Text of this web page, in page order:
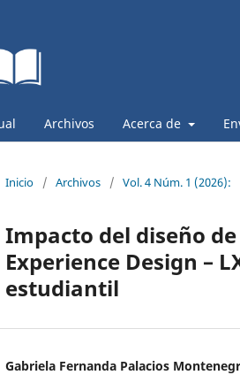
Archivos Acerca de
Inicio / Archivos / Vol. 4 Núm. 1 (2026):
Impacto del diseño
Experience Design –
estudiantil
Gabriela Fernanda Palacios